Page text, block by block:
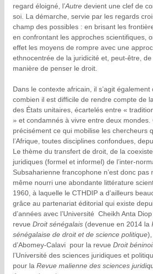
regard éloigné, l’Autre devient une clef de
soi. La démarche, servie par les regards
champ des possibles : en brisant les
en confrontant les approches scientifiques,
effet les moyens de rompre avec une
ethnocentrée de la juridicité et, peut-être,
manière de penser le droit.
Dans le contexte africain, il s’agit
combien il est difficile de rendre compte de
des États unitaires, écartelés entre «
» et condamnés à vivre entre deux mondes.
précisément ce qui mobilise les chercheurs
l’Afrique, toutes disciplines confondues,
Le thème du transfert de droit, de la
juridiques (formel et informel) de l’inter-
Subsaharienne francophone n’est donc pas
même nourri une abondante littérature
1960, à laquelle le CTHDIP a d’ailleurs
grâce au partenariat éditorial qui existe
d’années avec l’Université Cheikh Anta
revueDroit sénégalais (devenue en 2014 la
sénégalaise de droit et de science politique),
d’Abomey-Calavi pour la revueDroit
l’Université des sciences juridiques et
pour laRevue malienne des sciences